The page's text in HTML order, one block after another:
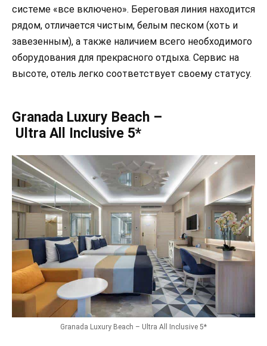
системе «все включено». Береговая линия находится
рядом, отличается чистым, белым песком (хоть и
завезенным), а также наличием всего необходимого
оборудования для прекрасного отдыха. Сервис на
высоте, отель легко соответствует своему статусу.
Granada Luxury Beach –
Ultra All Inclusive 5*
Granada Luxury Beach – Ultra All Inclusive 5*